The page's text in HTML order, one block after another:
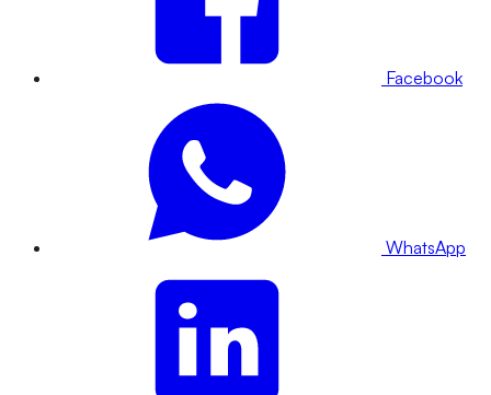
Facebook
WhatsApp